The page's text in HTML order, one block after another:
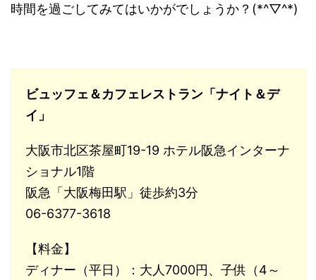
時間を過ごしてみてはいかがでしょうか？(*^▽^*)
ビュッフェ＆カフェレストラン「ナイト＆デ
イ」
大阪市北区茶屋町19-19 ホテル阪急インターナ
ショナル1階
阪急「大阪梅田駅」徒歩約3分
06-6377-3618
【料金】
ディナー（平日）：大人7000円、子供（4～